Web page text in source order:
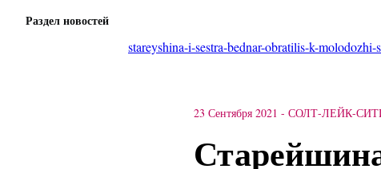
Раздел новостей
stareyshina-i-sestra-bednar-obratilis-k-
23 Сентября 2021 - СОЛТ-ЛЕЙК-